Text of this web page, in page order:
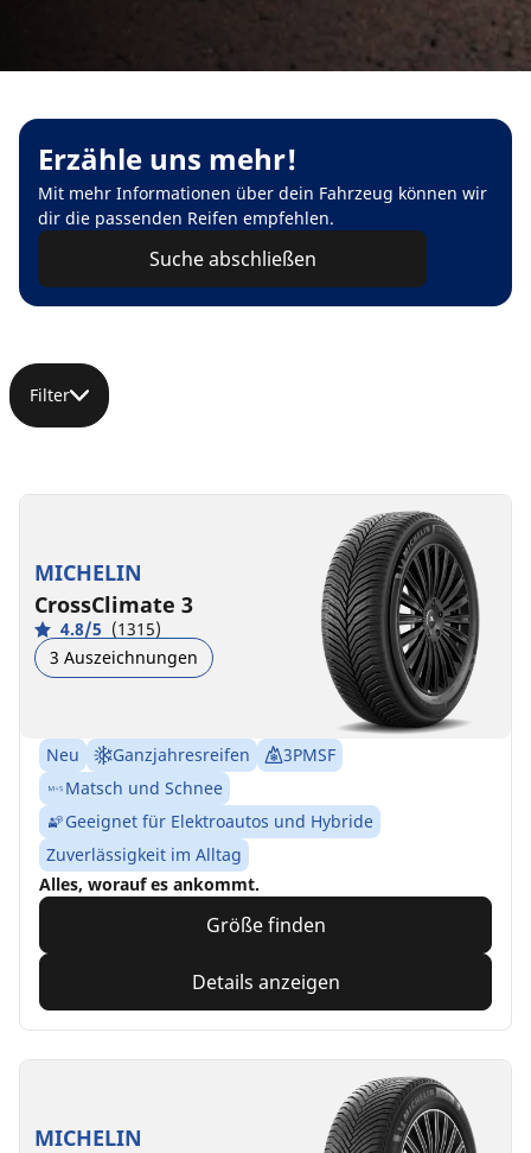
Erzähle uns mehr!
Mit mehr Informationen über dein Fahrzeug können wir
dir die passenden Reifen empfehlen.
Suche abschließen
Filter
MICHELIN
CrossClimate 3
4.8/5 (1315)
3 Auszeichnungen
Neu Ganzjahresreifen
3PMSF
Matsch und Schnee
Geeignet für Elektroautos und Hybride
Zuverlässigkeit im Alltag
Alles, worauf es ankommt.
Größe finden
Details anzeigen
MICHELIN